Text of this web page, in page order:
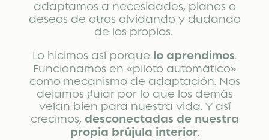
adaptamos a necesidades, planes o
deseos de otros olvidando y dudando
de los propios.
Lo hicimos así porque lo aprendimos.
Funcionamos en «piloto automático»
como mecanismo de adaptación. Nos
dejamos guiar por lo que los demás
veían bien para nuestra vida. Y así
crecimos, desconectadas de nuestra
propia brújula interior.